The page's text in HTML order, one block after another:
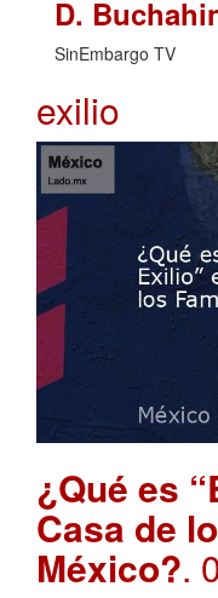
D.
SinEmbargo TV
exilio
¿Qué es
Casa de
México?.